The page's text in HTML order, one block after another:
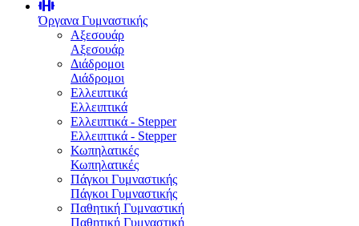
Όργανα Γυμναστικής
Αξεσουάρ
Αξεσουάρ
Διάδρομοι
Διάδρομοι
Ελλειπτικά
Ελλειπτικά
Ελλειπτικά - Stepper
Ελλειπτικά - Stepper
Κωπηλατικές
Κωπηλατικές
Πάγκοι Γυμναστικής
Πάγκοι Γυμναστικής
Παθητική Γυμναστική
Παθητική Γυμναστική